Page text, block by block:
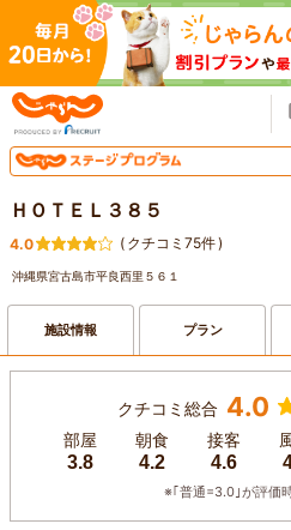
ＨＯＴＥＬ３８５
4.0 ( クチコミ75件)
沖縄県宮古島市平良西里５６１
施設情報 プラン
クチコミ総合 4.0
部屋
3.8
朝食
4.2
接客
4.6
※｢普通=3.0｣が評価